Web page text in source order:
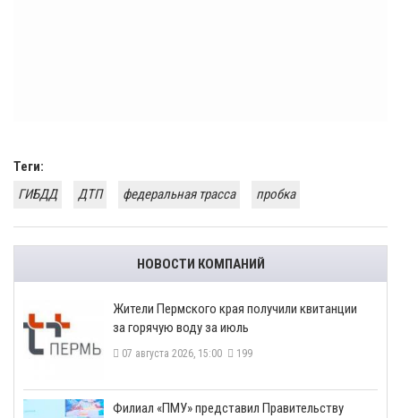
Теги:
ГИБДД
ДТП федеральная трасса пробка
НОВОСТИ КОМПАНИЙ
​Жители Пермского края получили квитанции
за горячую воду за июль
07 августа 2026, 15:00 199
​Филиал «ПМУ» представил Правительству